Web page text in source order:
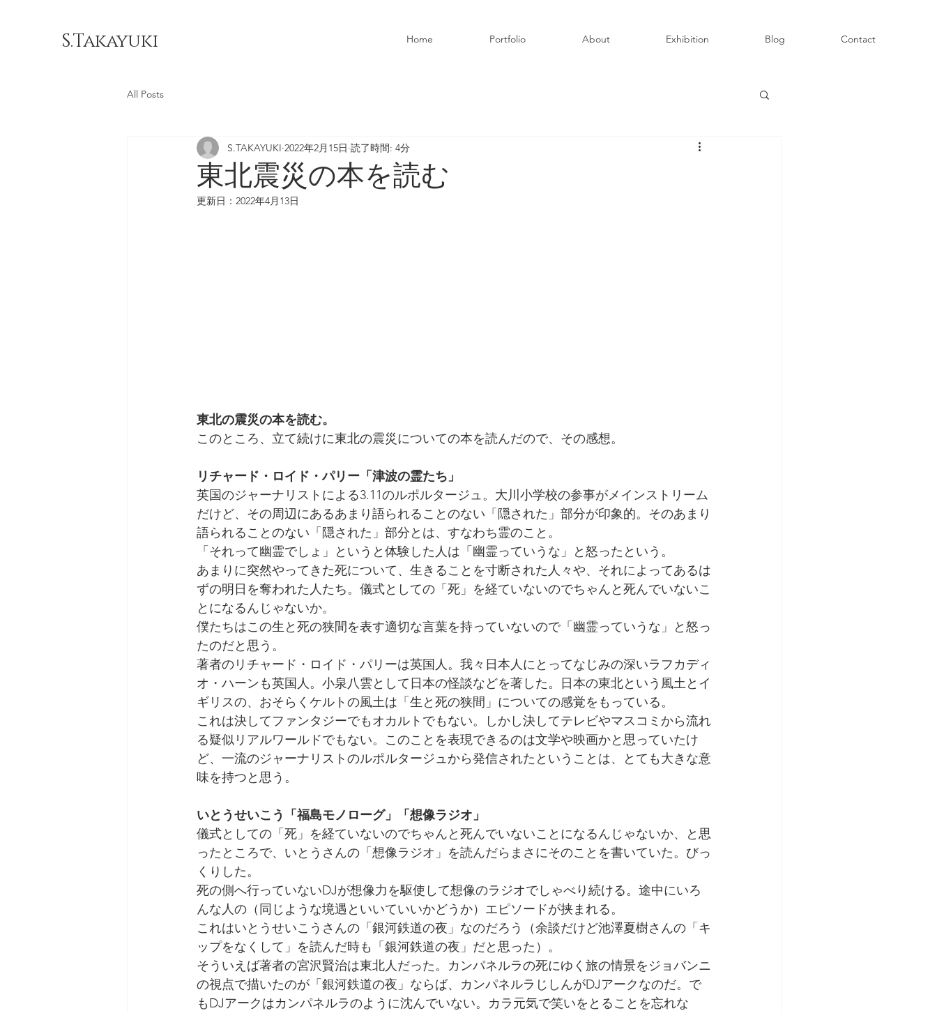
S.Takayuki Home Portfolio About Exhibition Blog Contact
All Posts
東北震災の本を読む
S.TAKAYUKI 2022年2月15日 読了時間: 4分
更新日： 2022年4月13日
東北の震災の本を読む。
このところ、立て続けに東北の震災についての本を読んだので、その感想。
リチャード・ロイド・パリー「津波の霊たち」
英国のジャーナリストによる3.11のルポルタージュ。大川小学校の参事がメインストリーム
だけど、その周辺にあるあまり語られることのない「隠された」部分が印象的。そのあまり
語られることのない「隠された」部分とは、すなわち霊のこと。
「それって幽霊でしょ」というと体験した人は「幽霊っていうな」と怒ったという。
あまりに突然やってきた死について、生きることを寸断された人々や、それによってあるは
ずの明日を奪われた人たち。儀式としての「死」を経ていないのでちゃんと死んでいないこ
とになるんじゃないか。
僕たちはこの生と死の狭間を表す適切な言葉を持っていないので「幽霊っていうな」と怒っ
たのだと思う。
著者のリチャード・ロイド・パリーは英国人。我々日本人にとってなじみの深いラフカディ
オ・ハーンも英国人。小泉八雲として日本の怪談などを著した。日本の東北という風土とイ
ギリスの、おそらくケルトの風土は「生と死の狭間」についての感覚をもっている。
これは決してファンタジーでもオカルトでもない。しかし決してテレビやマスコミから流れ
る疑似リアルワールドでもない。このことを表現できるのは文学や映画かと思っていたけ
ど、一流のジャーナリストのルポルタージュから発信されたということは、とても大きな意
味を持つと思う。
いとうせいこう「福島モノローグ」「想像ラジオ」
儀式としての「死」を経ていないのでちゃんと死んでいないことになるんじゃないか、と思
ったところで、いとうさんの「想像ラジオ」を読んだらまさにそのことを書いていた。びっ
くりした。
死の側へ行っていないDJが想像力を駆使して想像のラジオでしゃべり続ける。途中にいろ
んな人の（同じような境遇といいていいかどうか）エピソードが挟まれる。
これはいとうせいこうさんの「銀河鉄道の夜」なのだろう（余談だけど池澤夏樹さんの「キ
ップをなくして」を読んだ時も「銀河鉄道の夜」だと思った）。
そういえば著者の宮沢賢治は東北人だった。カンパネルラの死にゆく旅の情景をジョバンニ
の視点で描いたのが「銀河鉄道の夜」ならば、カンパネルラじしんがDJアークなのだ。で
もDJアークはカンパネルラのように沈んでいない。カラ元気で笑いをとることを忘れな